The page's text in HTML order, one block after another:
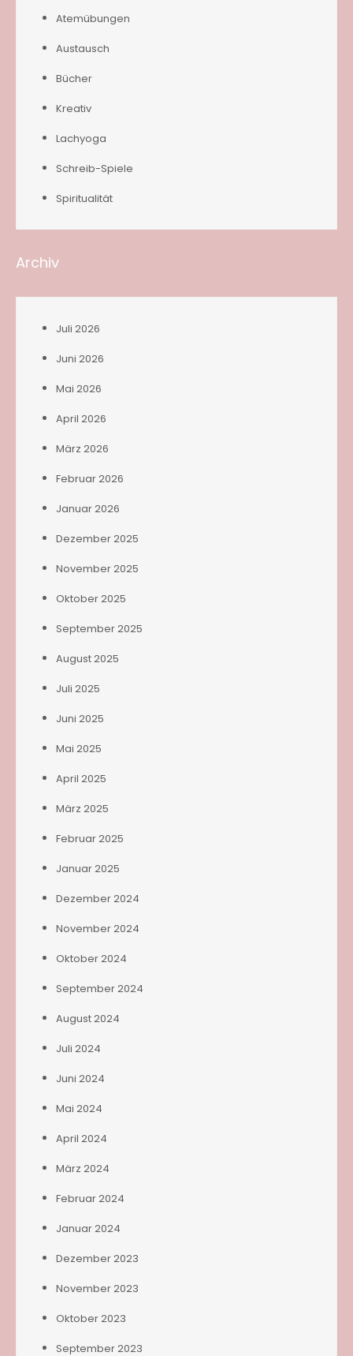
Atemübungen
Austausch
Bücher
Kreativ
Lachyoga
Schreib-Spiele
Spiritualität
Archiv
Juli 2026
Juni 2026
Mai 2026
April 2026
März 2026
Februar 2026
Januar 2026
Dezember 2025
November 2025
Oktober 2025
September 2025
August 2025
Juli 2025
Juni 2025
Mai 2025
April 2025
März 2025
Februar 2025
Januar 2025
Dezember 2024
November 2024
Oktober 2024
September 2024
August 2024
Juli 2024
Juni 2024
Mai 2024
April 2024
März 2024
Februar 2024
Januar 2024
Dezember 2023
November 2023
Oktober 2023
September 2023